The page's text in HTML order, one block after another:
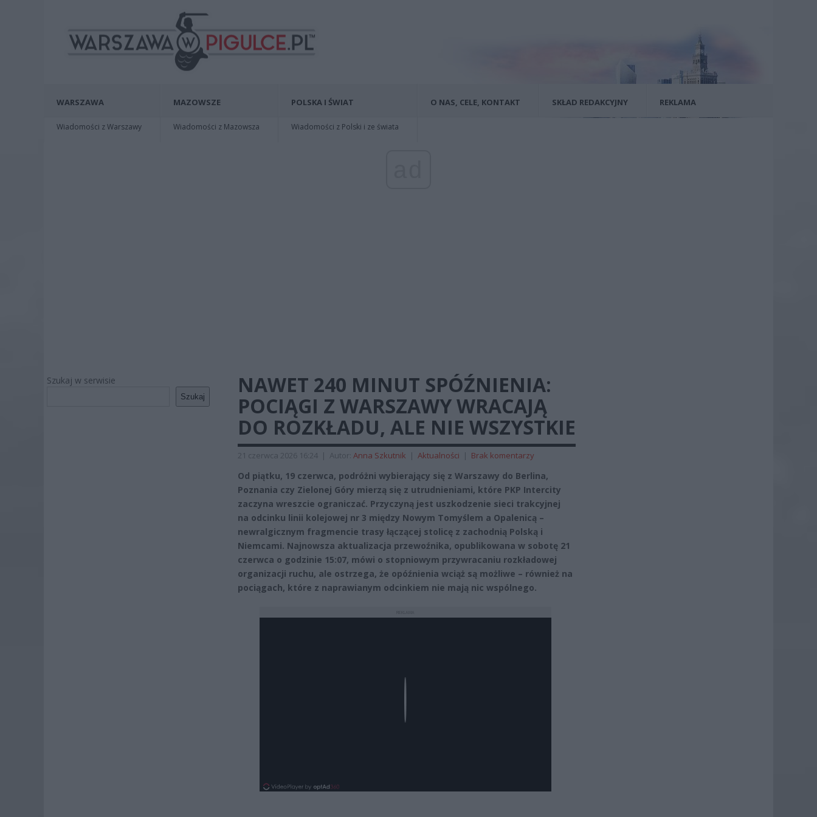
WARSZAWA
Wiadomości z Warszawy
MAZOWSZE
Wiadomości z Mazowsza
POLSKA I ŚWIAT
Wiadomości z Polski i ze świata
O NAS, CELE, KONTAKT SKŁAD REDAKCYJNY REKLAMA
Szukaj w serwisie
Szukaj
NAWET 240 MINUT SPÓŹNIENIA:
POCIĄGI Z WARSZAWY WRACAJĄ
DO ROZKŁADU, ALE NIE WSZYSTKIE
21 czerwca 2026 16:24 | Autor: Anna Szkutnik | Aktualności | Brak komentarzy
Od piątku, 19 czerwca, podróżni wybierający się z Warszawy do Berlina,
Poznania czy Zielonej Góry mierzą się z utrudnieniami, które PKP Intercity
zaczyna wreszcie ograniczać. Przyczyną jest uszkodzenie sieci trakcyjnej
na odcinku linii kolejowej nr 3 między Nowym Tomyślem a Opalenicą –
newralgicznym fragmencie trasy łączącej stolicę z zachodnią Polską i
Niemcami. Najnowsza aktualizacja przewoźnika, opublikowana w sobotę 21
czerwca o godzinie 15:07, mówi o stopniowym przywracaniu rozkładowej
organizacji ruchu, ale ostrzega, że opóźnienia wciąż są możliwe – również na
pociągach, które z naprawianym odcinkiem nie mają nic wspólnego.